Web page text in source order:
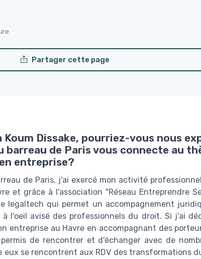
Partager cette page
Koum Dissake, pourriez-vous nous
barreau de Paris vous connecte au
entreprise?
de Paris, j'ai exercé mon activité
et grâce à l'association "Réseau Entreprendre
legaltech qui permet un accompagnement
à l'oeil avisé des professionnels du droit. Si j'ai
entreprise au Havre en accompagnant des
de rencontrer et d'échanger avec de
eux se rencontrent aux RDV des transformations